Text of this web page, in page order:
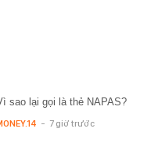
sao lại gọi là thẻ NAPAS?
- 7 giờ trước